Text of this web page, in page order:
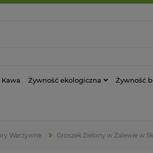
Kawa Żywność ekologiczna Żywność
Warzywne Groszek Zielony w Zalewie w